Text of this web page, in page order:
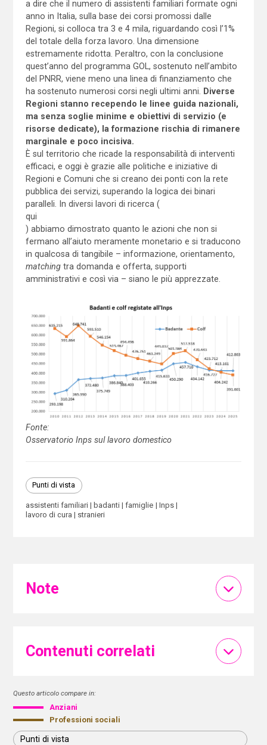
a dire che il numero di assistenti familiari formate ogni
anno in Italia, sulla base dei corsi promossi dalle
Regioni, si colloca tra 3 e 4 mila, riguardando così l’1%
del totale della forza lavoro. Una dimensione
estremamente ridotta. Peraltro, con la conclusione
quest’anno del programma GOL, sostenuto nell’ambito
del PNRR, viene meno una linea di finanziamento che
ha sostenuto numerosi corsi negli ultimi anni.
Diverse
Regioni stanno recependo le linee guida nazionali,
ma senza soglie minime e obiettivi di servizio (e
risorse dedicate), la formazione rischia di rimanere
marginale e poco incisiva.
È sul territorio che ricade la responsabilità di interventi
efficaci, e oggi è grazie alle politiche e iniziative di
Regioni e Comuni che si creano dei ponti con la rete
pubblica dei servizi, superando la logica dei binari
paralleli. In diversi lavori di ricerca (
qui
) abbiamo dimostrato quanto le azioni che non si
fermano all’aiuto meramente monetario e si traducono
in qualcosa di tangibile – informazione, orientamento,
matchingtra domanda e offerta, supporti
amministrativi e così via – siano le più apprezzate.
Fonte:
Osservatorio Inps sul lavoro domestico
Punti di vista
assistenti familiari badanti famiglie
Inps
lavoro di cura
stranieri
Note
Contenuti correlati
Questo articolo compare in:
Anziani
Professioni sociali
Punti di vista